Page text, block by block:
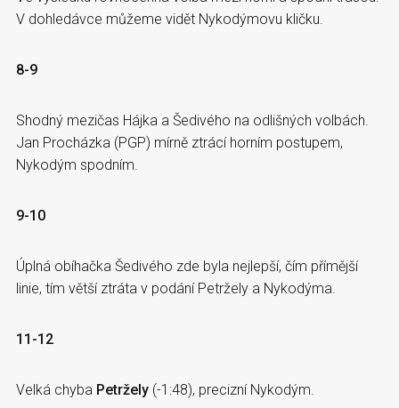
V dohledávce můžeme vidět Nykodýmovu kličku.
8-9
Shodný mezičas Hájka a Šedivého na odlišných volbách.
Jan Procházka (PGP) mírně ztrácí horním postupem,
Nykodým spodním.
9-10
Úplná obíhačka Šedivého zde byla nejlepší, čím přímější
linie, tím větší ztráta v podání Petržely a Nykodýma.
11-12
Velká chyba Petržely (-1:48), precizní Nykodým.